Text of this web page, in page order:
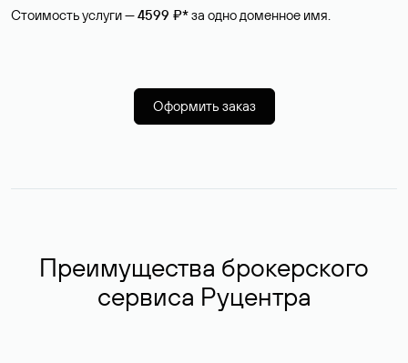
Стоимость услуги —4599 ₽*за одно доменное имя.
Оформить заказ
Преимущества брокерского
сервиса Руцентра